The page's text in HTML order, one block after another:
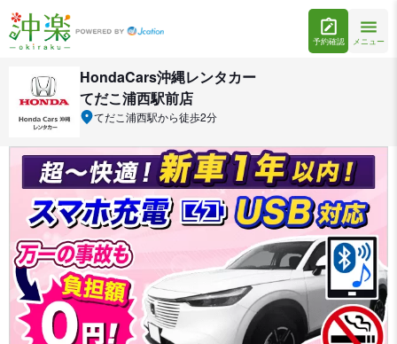
予約確認 メニュー
HondaCars沖縄レンタカー
てだこ浦西駅前店
てだこ浦西駅から徒歩2分